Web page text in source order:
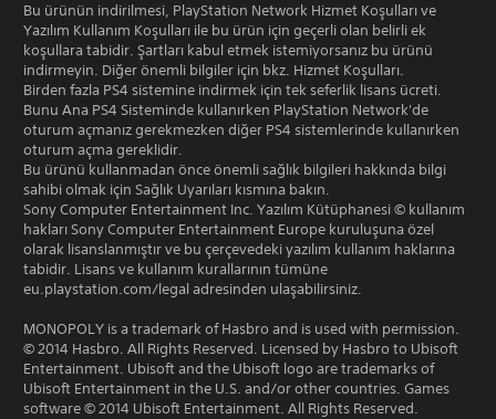
Bu ürünün indirilmesi, PlayStation Network Hizmet Koşulları ve
Yazılım Kullanım Koşulları ile bu ürün için geçerli olan belirli ek
koşullara tabidir. Şartları kabul etmek istemiyorsanız bu ürünü
indirmeyin. Diğer önemli bilgiler için bkz. Hizmet Koşulları.
Birden fazla PS4 sistemine indirmek için tek seferlik lisans ücreti.
Bunu Ana PS4 Sisteminde kullanırken PlayStation Network'de
oturum açmanız gerekmezken diğer PS4 sistemlerinde kullanırken
oturum açma gereklidir.
Bu ürünü kullanmadan önce önemli sağlık bilgileri hakkında bilgi
sahibi olmak için Sağlık Uyarıları kısmına bakın.
Sony Computer Entertainment Inc. Yazılım Kütüphanesi © kullanım
hakları Sony Computer Entertainment Europe kuruluşuna özel
olarak lisanslanmıştır ve bu çerçevedeki yazılım kullanım haklarına
tabidir. Lisans ve kullanım kurallarının tümüne
eu.playstation.com/legal adresinden ulaşabilirsiniz.
MONOPOLY is a trademark of Hasbro and is used with permission.
© 2014 Hasbro. All Rights Reserved. Licensed by Hasbro to Ubisoft
Entertainment. Ubisoft and the Ubisoft logo are trademarks of
Ubisoft Entertainment in the U.S. and/or other countries. Games
software © 2014 Ubisoft Entertainment. All Rights Reserved.